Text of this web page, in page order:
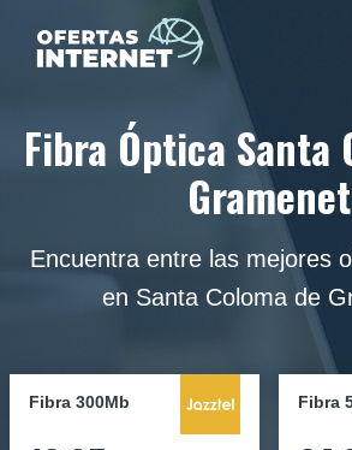
Fibra Óptica Santa
Gramenet
Encuentra entre las mejores
en Santa Coloma de
Fibra 300Mb Fibra